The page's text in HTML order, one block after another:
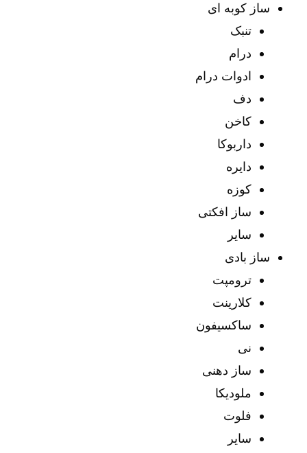
ساز کوبه ای
تنبک
درام
ادوات درام
دف
کاخن
داربوکا
دایره
کوزه
ساز افکتی
سایر
ساز بادی
ترومپت
کلارینت
ساکسیفون
نی
ساز دهنی
ملودیکا
فلوت
سایر